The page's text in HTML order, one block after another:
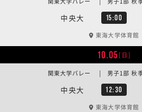
中央大 15:00
東海大学体育館
10.05[日]
中央大 12:30
関東大学バレー | 男子1部 秋
東海大学体育館